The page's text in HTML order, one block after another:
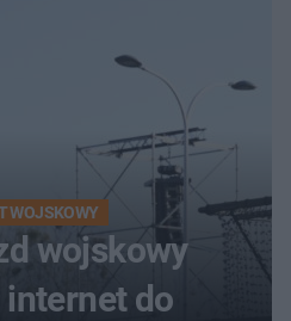
WOJSKOWY
wojskowy
internet do